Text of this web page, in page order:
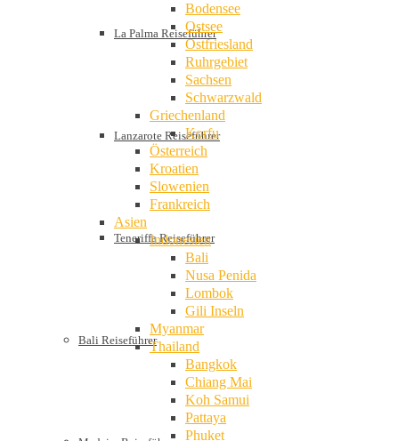
La Palma Reiseführer
Lanzarote Reiseführer
Teneriffa Reiseführer
Bali Reiseführer
Bodensee
Ostsee
Ostfriesland
Ruhrgebiet
Sachsen
Schwarzwald
Griechenland
Korfu
Österreich
Kroatien
Slowenien
Frankreich
Asien
Indonesien
Bali
Nusa Penida
Lombok
Gili Inseln
Myanmar
Thailand
Bangkok
Chiang Mai
Koh Samui
Pattaya
Phuket